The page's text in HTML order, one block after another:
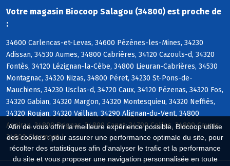
Afin de vous offrir la meilleure expérience possible, Biocoop utilise
des cookies : pour assurer une performance optimale du site, pour
récolter des statistiques afin d'analyser le trafic et la performance
du site et vous proposer une navigation personnalisée en toute
Votre magasin Biocoop Salagou (34800) est proche de
:
34600 Carlencas-et-Levas, 34600 Pézènes-les-Mines, 34230
Adissan, 34530 Aumes, 34800 Cabrières, 34120 Cazouls-d, 34320
Fontès, 34120 Lézignan-la-Cèbe, 34800 Lieuran-Cabrières, 34530
Montagnac, 34320 Nizas, 34800 Péret, 34230 St-Pons-de-
Mauchiens, 34230 Usclas-d, 34720 Caux, 34120 Pézenas, 34320 Fos,
34320 Gabian, 34320 Margon, 34320 Montesquieu, 34320 Neffiès,
34320 Roujan, 34320 Vailhan, 34290 Alignan-du-Vent, 34800
Aspiran, 34800 Brignac, 34800 Canet, 34700 Celles, 34800 Ceyras,
34800 Clermont-l